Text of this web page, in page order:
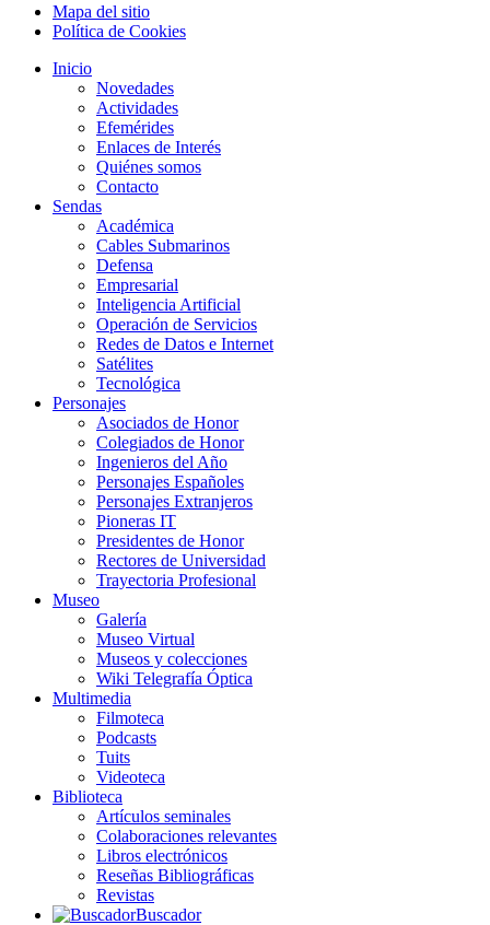
Mapa del sitio
Política de Cookies
Inicio
Novedades
Actividades
Efemérides
Enlaces de Interés
Quiénes somos
Contacto
Sendas
Académica
Cables Submarinos
Defensa
Empresarial
Inteligencia Artificial
Operación de Servicios
Redes de Datos e Internet
Satélites
Tecnológica
Personajes
Asociados de Honor
Colegiados de Honor
Ingenieros del Año
Personajes Españoles
Personajes Extranjeros
Pioneras IT
Presidentes de Honor
Rectores de Universidad
Trayectoria Profesional
Museo
Galería
Museo Virtual
Museos y colecciones
Wiki Telegrafía Óptica
Multimedia
Filmoteca
Podcasts
Tuits
Videoteca
Biblioteca
Artículos seminales
Colaboraciones relevantes
Libros electrónicos
Reseñas Bibliográficas
Revistas
Buscador